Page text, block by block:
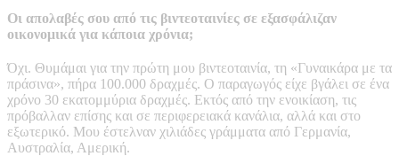
Οι απολαβές σου από τις βιντεοταινίες σε εξασφάλιζαν
οικονομικά για κάποια χρόνια;
Όχι. Θυμάμαι για την πρώτη μου βιντεοταινία, τη «Γυναικάρα με τα
πράσινα», πήρα 100.000 δραχμές. Ο παραγωγός είχε βγάλει σε ένα
χρόνο 30 εκατομμύρια δραχμές. Εκτός από την ενοικίαση, τις
πρόβαλλαν επίσης και σε περιφερειακά κανάλια, αλλά και στο
εξωτερικό. Μου έστελναν χιλιάδες γράμματα από Γερμανία,
Αυστραλία, Αμερική.